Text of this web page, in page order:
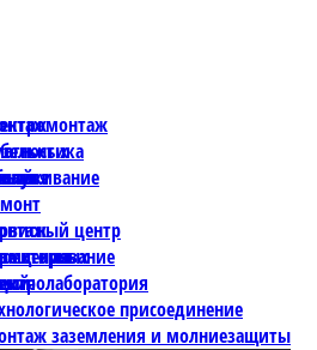
присоединение
заземления и молниезащиты
центр